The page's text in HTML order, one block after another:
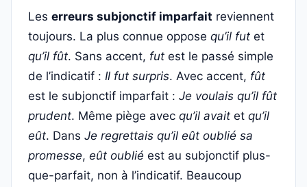
Les erreurs subjonctif imparfait reviennent
toujours. La plus connue oppose qu’il fut et
qu’il fût. Sans accent, fut est le passé simple
de l’indicatif : Il fut surpris. Avec accent, fût
est le subjonctif imparfait : Je voulais qu’il fût
prudent. Même piège avec qu’il avait et qu’il
eût. Dans Je regrettais qu’il eût oublié sa
promesse, eût oublié est au subjonctif plus-
que-parfait, non à l’indicatif. Beaucoup